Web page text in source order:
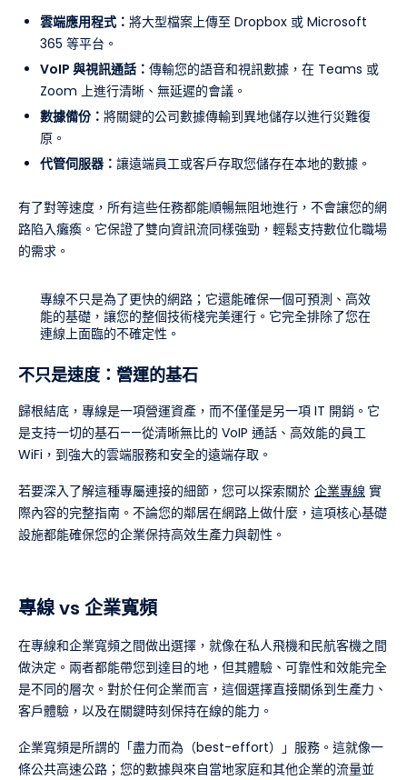
雲端應用程式： 將大型檔案上傳至 Dropbox 或 Microsoft
365 等平台。
VoIP 與視訊通話： 傳輸您的語音和視訊數據，在 Teams 或
Zoom 上進行清晰、無延遲的會議。
數據備份： 將關鍵的公司數據傳輸到異地儲存以進行災難復
原。
代管伺服器： 讓遠端員工或客戶存取您儲存在本地的數據。
有了對等速度，所有這些任務都能順暢無阻地進行，不會讓您的網
路陷入癱瘓。它保證了雙向資訊流同樣強勁，輕鬆支持數位化職場
的需求。
專線不只是為了更快的網路；它還能確保一個可預測、高效
能的基礎，讓您的整個技術棧完美運行。它完全排除了您在
連線上面臨的不確定性。
不只是速度：營運的基石
歸根結底，專線是一項營運資產，而不僅僅是另一項 IT 開銷。它
是支持一切的基石——從清晰無比的 VoIP 通話、高效能的員工
WiFi，到強大的雲端服務和安全的遠端存取。
若要深入了解這種專屬連接的細節，您可以探索關於 企業專線 實
際內容的完整指南。不論您的鄰居在網路上做什麼，這項核心基礎
設施都能確保您的企業保持高效生產力與韌性。
專線 vs 企業寬頻
在專線和企業寬頻之間做出選擇，就像在私人飛機和民航客機之間
做決定。兩者都能帶您到達目的地，但其體驗、可靠性和效能完全
是不同的層次。對於任何企業而言，這個選擇直接關係到生產力、
客戶體驗，以及在關鍵時刻保持在線的能力。
企業寬頻是所謂的「盡力而為（best-effort）」服務。這就像一
條公共高速公路；您的數據與來自當地家庭和其他企業的流量並